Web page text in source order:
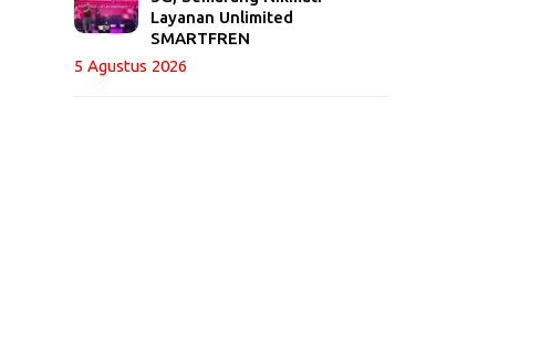
Layanan Unlimited
SMARTFREN
5 Agustus 2026